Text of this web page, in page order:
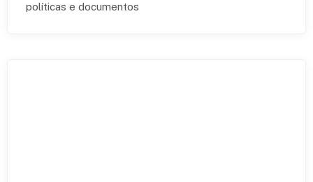
políticas e documentos